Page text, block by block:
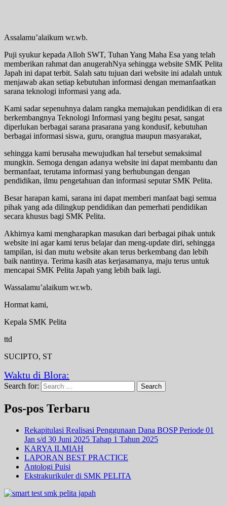
Assalamu’alaikum wr.wb.
Puji syukur kepada Alloh SWT, Tuhan Yang Maha Esa yang telah
memberikan rahmat dan anugerahNya sehingga website SMK Pelita
Japah ini dapat terbit. Salah satu tujuan dari website ini adalah untuk
menjawab akan setiap kebutuhan informasi dengan memanfaatkan
sarana teknologi informasi yang ada.
Kami sadar sepenuhnya dalam rangka memajukan pendidikan di era
berkembangnya Teknologi Informasi yang begitu pesat, sangat
diperlukan berbagai sarana prasarana yang kondusif, kebutuhan
berbagai informasi siswa, guru, orangtua maupun masyarakat,
sehingga kami berusaha mewujudkan hal tersebut semaksimal
mungkin. Semoga dengan adanya website ini dapat membantu dan
bermanfaat, terutama informasi yang berhubungan dengan
pendidikan, ilmu pengetahuan dan informasi seputar SMK Pelita.
Besar harapan kami, sarana ini dapat memberi manfaat bagi semua
pihak yang ada dilingkup pendidikan dan pemerhati pendidikan
secara khusus bagi SMK Pelita.
Akhirnya kami mengharapkan masukan dari berbagai pihak untuk
website ini agar kami terus belajar dan meng-update diri, sehingga
tampilan, isi dan mutu website akan terus berkembang dan lebih
baik nantinya. Terima kasih atas kerjasamanya, maju terus untuk
mencapai SMK Pelita Japah yang lebih baik lagi.
Wassalamu’alaikum wr.wb.
Hormat kami,
Kepala SMK Pelita
ttd
SUCIPTO, ST
Waktu di Blora:
Search for: Search
Pos-pos Terbaru
Rekapitulasi Realisasi Penggunaan Dana BOSP Periode 01
Jan s/d 30 Juni 2025 Tahap 1 Tahun 2025
KARYA ILMIAH
LAPORAN BEST PRACTICE
Antologi Puisi
Ekstrakurikuler di SMK PELITA